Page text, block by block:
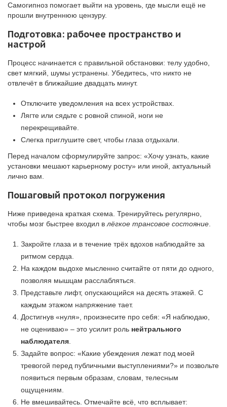
Самогипноз помогает выйти на уровень, где мысли ещё не
прошли внутреннюю цензуру.
Подготовка: рабочее пространство и
настрой
Процесс начинается с правильной обстановки: телу удобно,
свет мягкий, шумы устранены. Убедитесь, что никто не
отвлечёт в ближайшие двадцать минут.
Отключите уведомления на всех устройствах.
Лягте или сядьте с ровной спиной, ноги не
перекрещивайте.
Слегка приглушите свет, чтобы глаза отдыхали.
Перед началом сформулируйте запрос: «Хочу узнать, какие
установки мешают карьерному росту» или иной, актуальный
лично вам.
Пошаговый протокол погружения
Ниже приведена краткая схема. Тренируйтесь регулярно,
чтобы мозг быстрее входил в лёгкое трансовое состояние
Закройте глаза и в течение трёх вдохов наблюдайте за
ритмом сердца.
На каждом выдохе мысленно считайте от пяти до одного,
позволяя мышцам расслабляться.
Представьте лифт, опускающийся на десять этажей. С
каждым этажом напряжение тает.
Достигнув «нуля», произнесите про себя: «Я наблюдаю,
не оцениваю» – это усилит роль нейтрального
наблюдателя
Задайте вопрос: «Какие убеждения лежат под моей
тревогой перед публичными выступлениями?» и позвольте
появиться первым образам, словам, телесным
ощущениям.
Не вмешивайтесь. Отмечайте всё, что всплывает: